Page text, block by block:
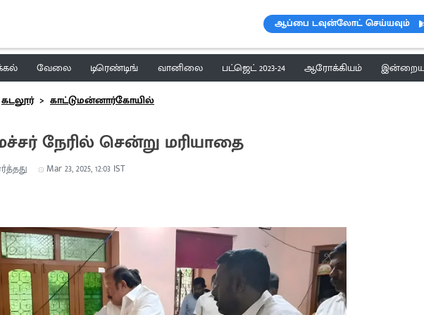
ஆப்பை டவுன்லோட் செய்யவும்
வேலை டிரெண்டிங் வானிலை பட்ஜெட் 2023-24 ஆரோக்கியம் இன்றைய
கடலூர் காட்டுமன்னார்கோயில்
நேரில் சென்று மரியாதை
Mar 23, 2025, 12:03 IST